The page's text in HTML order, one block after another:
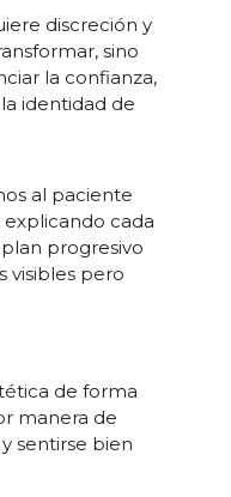
discreción y
sino
la confianza,
identidad de
al paciente
explicando cada
progresivo
visibles pero
de forma
manera de
sentirse bien